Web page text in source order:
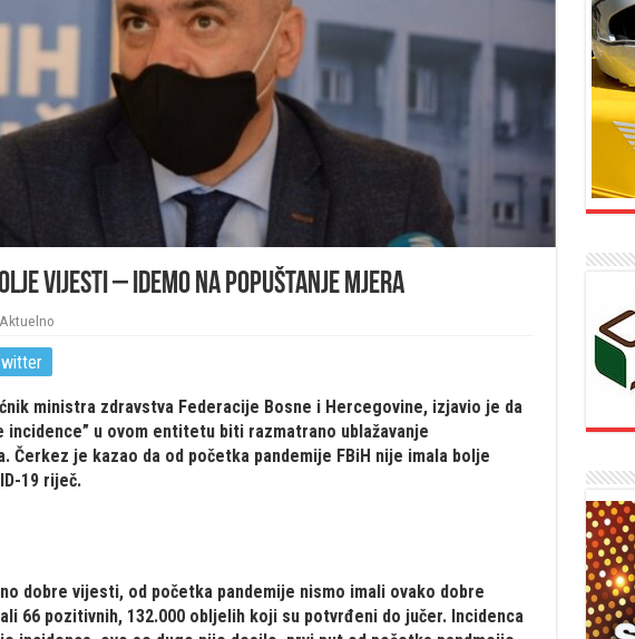
vijesti – idemo na popuštanje mjera
Aktuelno
ministra zdravstva Federacije Bosne i Hercegovine, izjavio je da
incidence” u ovom entitetu biti razmatrano ublažavanje
Čerkez je kazao da od početka pandemije FBiH nije imala bolje
19 riječ.
dobre vijesti, od početka pandemije nismo imali ovako dobre
66 pozitivnih, 132.000 obljelih koji su potvrđeni do jučer. Incidenca